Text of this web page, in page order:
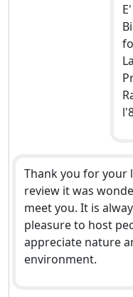
Thank you for your
review it was
meet you. It is
pleasure to host
appreciate nature
environment.